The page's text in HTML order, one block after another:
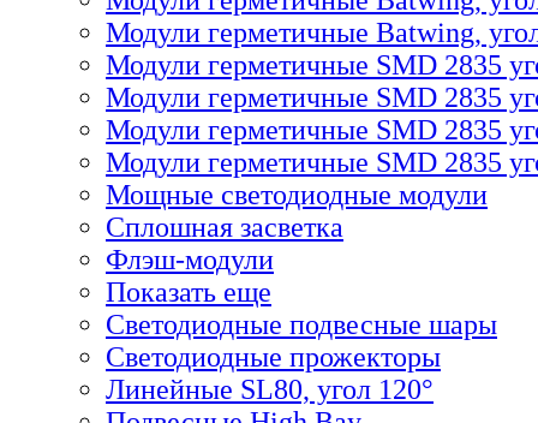
Модули герметичные Batwing,
Модули герметичные SMD 2835
Модули герметичные SMD 2835
Модули герметичные SMD 2835
Модули герметичные SMD 2835
Мощные светодиодные модули
Сплошная засветка
Флэш-модули
Показать еще
Светодиодные подвесные шары
Светодиодные прожекторы
Линейные SL80, угол 120°